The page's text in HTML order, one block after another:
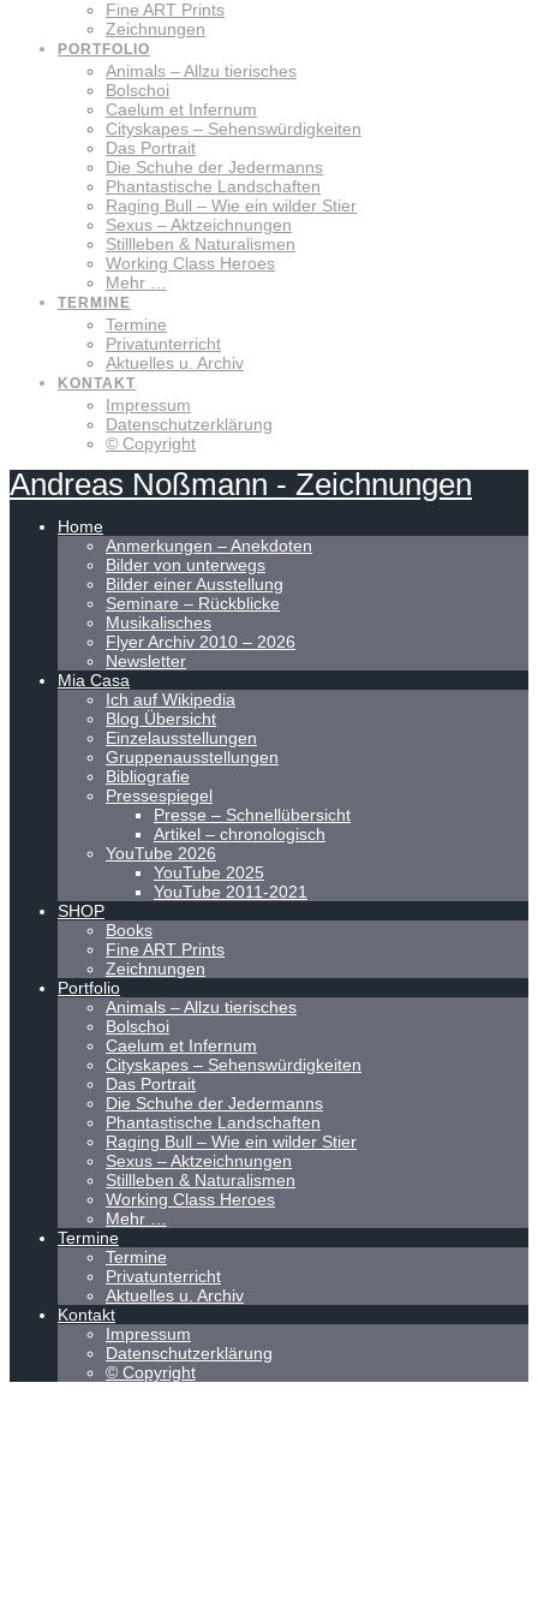
Fine ART Prints
Zeichnungen
PORTFOLIO
Animals – Allzu tierisches
Bolschoi
Caelum et Infernum
Cityskapes – Sehenswürdigkeiten
Das Portrait
Die Schuhe der Jedermanns
Phantastische Landschaften
Raging Bull – Wie ein wilder Stier
Sexus – Aktzeichnungen
Stillleben & Naturalismen
Working Class Heroes
Mehr …
TERMINE
Termine
Privatunterricht
Aktuelles u. Archiv
KONTAKT
Impressum
Datenschutzerklärung
© Copyright
Andreas Noßmann - Zeichnungen
Home
Anmerkungen – Anekdoten
Bilder von unterwegs
Bilder einer Ausstellung
Seminare – Rückblicke
Musikalisches
Flyer Archiv 2010 – 2026
Newsletter
Mia Casa
Ich auf Wikipedia
Blog Übersicht
Einzelausstellungen
Gruppenausstellungen
Bibliografie
Pressespiegel
Presse – Schnellübersicht
Artikel – chronologisch
YouTube 2026
YouTube 2025
YouTube 2011-2021
SHOP
Books
Fine ART Prints
Zeichnungen
Portfolio
Animals – Allzu tierisches
Bolschoi
Caelum et Infernum
Cityskapes – Sehenswürdigkeiten
Das Portrait
Die Schuhe der Jedermanns
Phantastische Landschaften
Raging Bull – Wie ein wilder Stier
Sexus – Aktzeichnungen
Stillleben & Naturalismen
Working Class Heroes
Mehr …
Termine
Termine
Privatunterricht
Aktuelles u. Archiv
Kontakt
Impressum
Datenschutzerklärung
© Copyright